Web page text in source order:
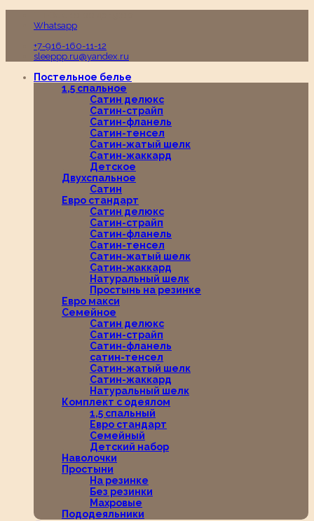
Whatsapp
+7-916-160-11-12
sleeppp.ru@yandex.ru
Постельное белье
1,5 спальное
Сатин делюкс
Сатин-страйп
Сатин-фланель
Сатин-тенсел
Сатин-жатый шелк
Сатин-жаккард
Детское
Двухспальное
Сатин
Евро стандарт
Сатин делюкс
Сатин-страйп
Сатин-фланель
Сатин-тенсел
Сатин-жатый шелк
Сатин-жаккард
Натуральный шелк
Простынь на резинке
Евро макси
Семейное
Сатин делюкс
Сатин-страйп
Сатин-фланель
сатин-тенсел
Сатин-жатый шелк
Сатин-жаккард
Натуральный шелк
Комплект с одеялом
1,5 спальный
Евро стандарт
Семейный
Детский набор
Наволочки
Простыни
На резинке
Без резинки
Махровые
Пододеяльники